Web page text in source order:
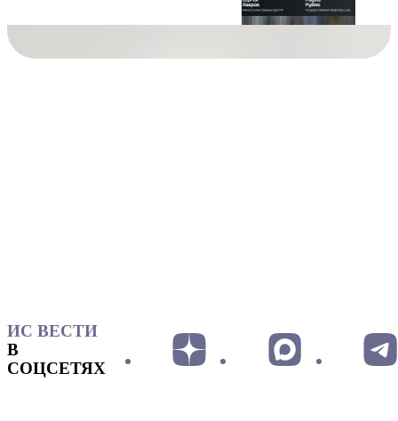
ИС ВЕСТИ
В
СОЦСЕТЯХ